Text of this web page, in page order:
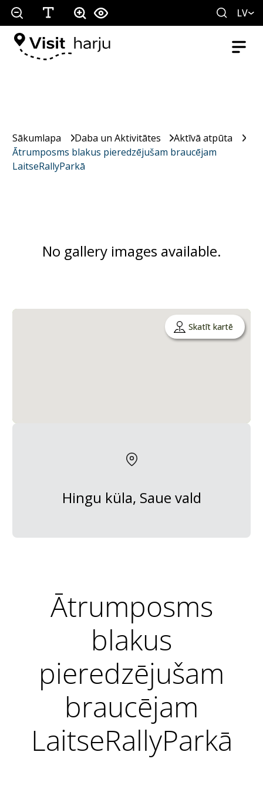
LV
Sākumlapa Daba un Aktivitātes
Aktīvā atpūta
Ātrumposms blakus pieredzējušam braucējam
LaitseRallyParkā
No gallery images available.
Skatīt kartē
Hingu küla, Saue vald
Ātrumposms
blakus
pieredzējušam
braucējam
LaitseRallyParkā